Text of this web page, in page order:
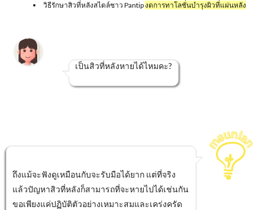
วิธีรักษาสิวที่หลังสไตล์ชาว Pantip งดการทาโลชั่นบำรุงผิวที่แผ่นหลัง
เป็นสิวที่หลังหายได้ไหมคะ?
ถึงแม้จะฟังดูเหมือนกับจะรับมือได้ยาก แต่ที่จริง
แล้วปัญหาสิวที่หลังก็สามารถที่จะหายไปได้เช่นกัน
ขอเพียงแค่ปฏิบัติตัวอย่างเหมาะสมและเคร่งครัด